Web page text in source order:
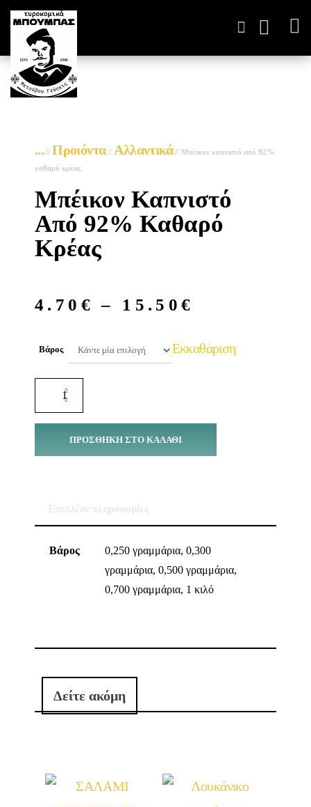
... // Προιόντα// Αλλαντικά// Μπέικον καπνιστό από 92%
καθαρό κρέας
Μπέικον Καπνιστό
Από 92% Καθαρό
Κρέας
4.70 € – 15.50€
Βάρος Εκκαθάριση
ΠΡΟΣΘΉΚΗ ΣΤΟ ΚΑΛΆΘΙ
Δείτε ακόμη
Βάρος
0,250 γραμμάρια, 0,300
γραμμάρια, 0,500 γραμμάρια,
0,700 γραμμάρια, 1 κιλό